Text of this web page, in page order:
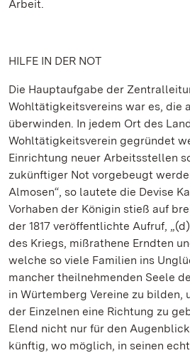
Arbeit.
HILFE IN DER NOT
Die Hauptaufgabe der
Wohltätigkeitsvereins war es, die
überwinden. In jedem Ort des
Wohltätigkeitsverein gegründet
Einrichtung neuer Arbeitsstellen
zukünftiger Not vorgebeugt
Almosen“, so lautete die Devise
Vorhaben der Königin stieß auf
der 1817 veröffentlichte Aufruf,
des Kriegs, mißrathene Erndten
welche so viele Familien ins
mancher theilnehmenden Seele
in Würtemberg Vereine zu bilden,
der Einzelnen eine Richtung zu
Elend nicht nur für den
künftig, wo möglich, in seinen